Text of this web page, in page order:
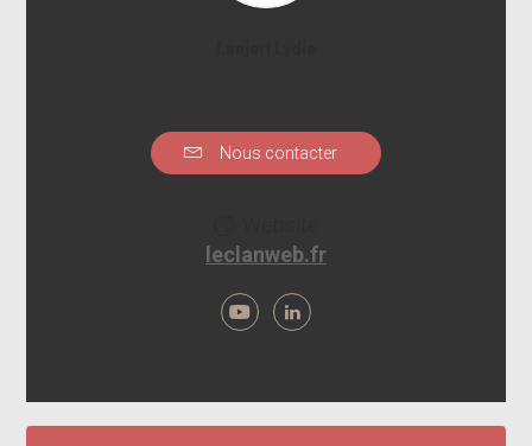
Nous contacter
leclanweb.fr